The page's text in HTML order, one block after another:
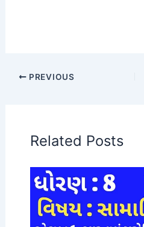
PREVIOUS
Related Posts